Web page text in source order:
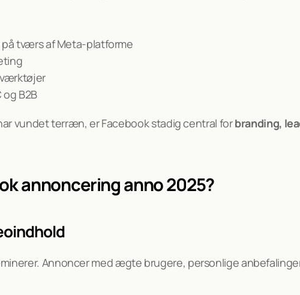
på tværs af Meta-platforme
B2B
vundet terræn, er Facebook stadig central for branding,
annoncering anno 2025?